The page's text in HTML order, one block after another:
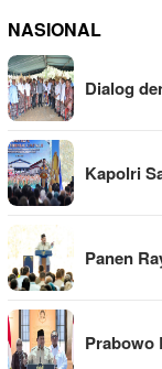
NASIONAL
Dialog
Kapolri
Panen
Prabowo